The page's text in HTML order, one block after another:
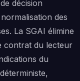
décision
des
La SGAI élimine
contrat du lecteur
du